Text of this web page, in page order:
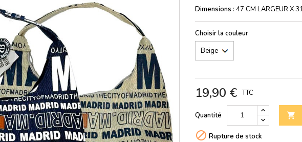
Dimensions : 47 CM LARGEUR X
Choisir la couleur
19,90 € TTC
Quantité 
 Rupture de stock